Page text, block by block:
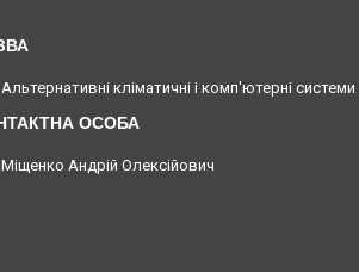
Альтернативні кліматичні і комп'ютерні системи
Міщенко Андрій Олексійович